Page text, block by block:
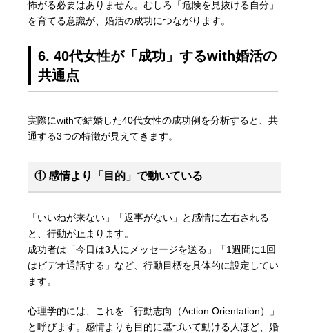
怖がる必要はありません。むしろ「危険を見抜ける自分」
を育てる意識が、婚活の成功につながります。
6. 40代女性が「成功」するwith婚活の
共通点
実際にwithで結婚した40代女性の成功例を分析すると、共
通する3つの特徴が見えてきます。
① 感情より「目的」で動いている
「いいねが来ない」「返事がない」と感情に左右される
と、行動が止まります。
成功者は「今日は3人にメッセージを送る」「1週間に1回
はビデオ通話する」など、行動目標を具体的に設定してい
ます。
心理学的には、これを「行動志向（Action Orientation）」
と呼びます。感情よりも目的に基づいて動ける人ほど、婚